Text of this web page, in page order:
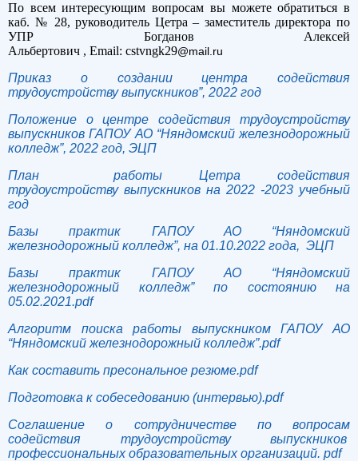
По всем интересующим вопросам вы можете обратиться в
каб. № 28, руководитель Цетра – заместитель директора по
УПР Богданов Алексей
Альбертович , Email: cstvngk29@mail.ru
Приказ о создании центра содействия
трудоустройству выпускников”, 2022 год
Положение о центре содействия трудоустройству
выпускников ГАПОУ АО “Няндомский железнодорожный
колледж”, 2022 год, ЭЦП
План работы Цетра содействия
трудоустройству выпускников на 2022 -2023 учебный
год
Базы практик ГАПОУ АО “Няндомский
железнодорожный колледж”, на 01.10.2022 года, ЭЦП
Базы практик ГАПОУ АО “Няндомский
железнодорожный колледж” по состоянию на
05.02.2021.pdf
Алгоритм поиска работы выпускником ГАПОУ АО
“Няндомский железнодорожный колледж”.pdf
Как составить пресональное резюме.pdf
Подготовка к собеседованию (интервью).pdf
Соглашение о сотрудничестве по вопросам
содействия трудоустройству выпускников
профессиональных образовательных организаций. pdf